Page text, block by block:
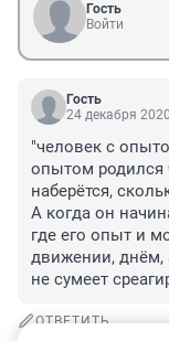
Гость
Войти
Гость
24 декабря
"человек с
опытом родился
наберётся,
А когда он
где его опыт и
движении, днём,
не сумеет
ОТВЕТИТЬ